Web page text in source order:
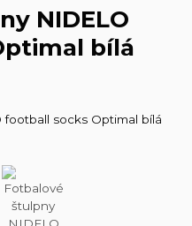
NIDELO
bílá